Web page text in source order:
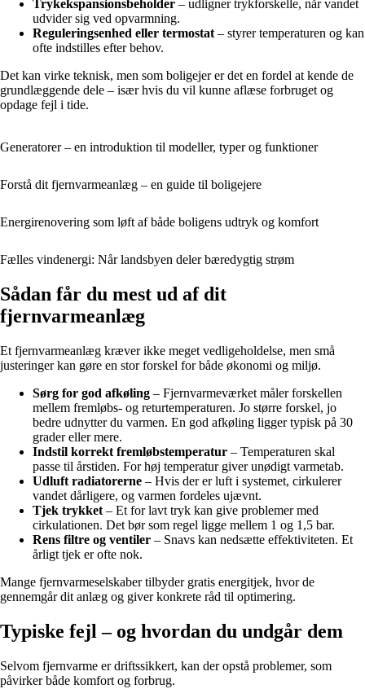
Trykekspansionsbeholder – udligner trykforskelle, når vandet
udvider sig ved opvarmning.
Reguleringsenhed eller termostat– styrer temperaturen og kan
ofte indstilles efter behov.
Det kan virke teknisk, men som boligejer er det en fordel at kende de
grundlæggende dele – især hvis du vil kunne aflæse forbruget og
opdage fejl i tide.
Generatorer – en introduktion til modeller, typer og funktioner
Forstå dit fjernvarmeanlæg – en guide til boligejere
Energirenovering som løft af både boligens udtryk og komfort
Fælles vindenergi: Når landsbyen deler bæredygtig strøm
Sådan får du mest ud af dit
fjernvarmeanlæg
Et fjernvarmeanlæg kræver ikke meget vedligeholdelse, men små
justeringer kan gøre en stor forskel for både økonomi og miljø.
Sørg for god afkøling – Fjernvarmeværket måler forskellen
mellem fremløbs- og returtemperaturen. Jo større forskel, jo
bedre udnytter du varmen. En god afkøling ligger typisk på 30
grader eller mere.
Indstil korrekt fremløbstemperatur – Temperaturen skal
passe til årstiden. For høj temperatur giver unødigt varmetab.
Udluft radiatorerne – Hvis der er luft i systemet, cirkulerer
vandet dårligere, og varmen fordeles ujævnt.
Tjek trykket – Et for lavt tryk kan give problemer med
cirkulationen. Det bør som regel ligge mellem 1 og 1,5 bar.
Rens filtre og ventiler – Snavs kan nedsætte effektiviteten. Et
årligt tjek er ofte nok.
Mange fjernvarmeselskaber tilbyder gratis energitjek, hvor de
gennemgår dit anlæg og giver konkrete råd til optimering.
Typiske fejl – og hvordan du undgår dem
Selvom fjernvarme er driftssikkert, kan der opstå problemer, som
påvirker både komfort og forbrug.